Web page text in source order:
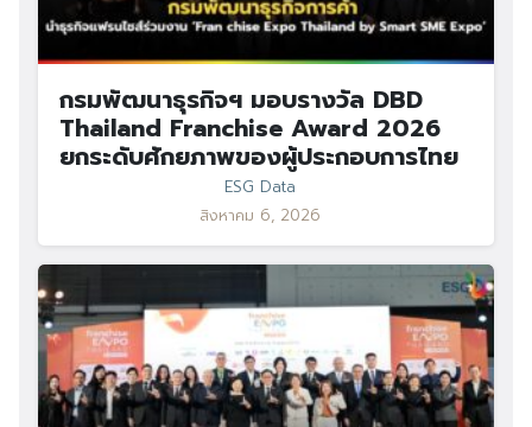
กรมพัฒนาธุรกิจฯ มอบรางวัล DBD
Thailand Franchise Award 2026
ยกระดับศักยภาพของผู้ประกอบการไทย
ESG Data
สิงหาคม 6, 2026